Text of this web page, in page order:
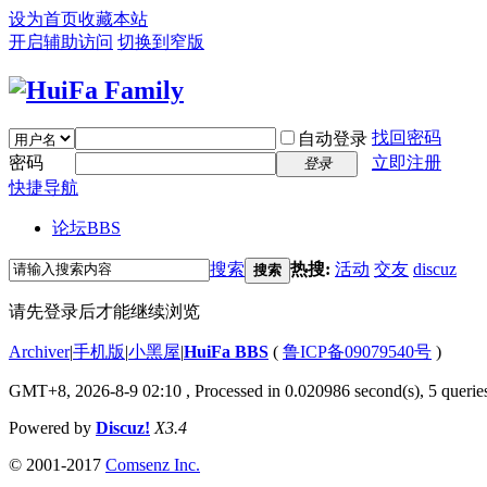
设为首页收藏本站
开启辅助访问 切换到窄版
自动登录 找回密码
密码
登录
立即注册
快捷导航
论坛BBS
搜索 搜索 热搜: 活动 交友 discuz
请先登录后才能继续浏览
Archiver|手机版|小黑屋|HuiFa BBS ( 鲁ICP备09079540号 )
GMT+8, 2026-8-9 02:10 , Processed in 0.020986 second(s), 5
Powered by Discuz! X3.4
© 2001-2017 Comsenz Inc.